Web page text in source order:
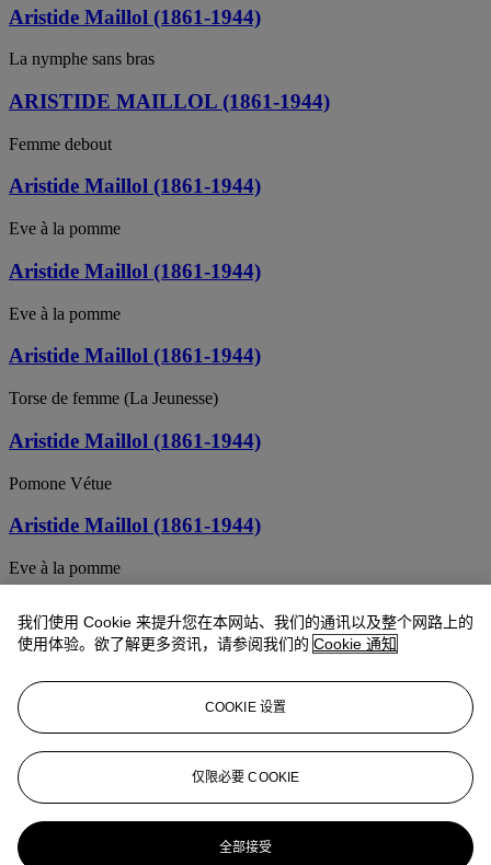
Aristide Maillol (1861-1944)
La nymphe sans bras
ARISTIDE MAILLOL (1861-1944)
Femme debout
Aristide Maillol (1861-1944)
Eve à la pomme
Aristide Maillol (1861-1944)
Eve à la pomme
Aristide Maillol (1861-1944)
Torse de femme (La Jeunesse)
Aristide Maillol (1861-1944)
Pomone Vétue
Aristide Maillol (1861-1944)
Eve à la pomme
Aristide Maillol (1861-1944)
La Montagne
Aristide Maillol (1861-1944)
Le Cycliste
ARISTIDE MAILLOL (1861-1944)
La Petite Nuit
我们使用 Cookie 来提升您在本网站、我们的通讯以及整个网路上的
使用体验。欲了解更多资讯，请参阅我们的 Cookie 通知
COOKIE 设置
仅限必要 COOKIE
全部接受